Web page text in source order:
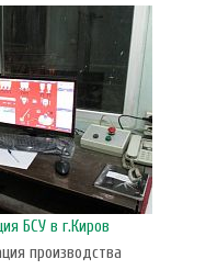
БСУ в г.Киров
производства